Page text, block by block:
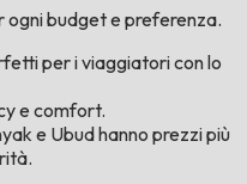
ogni budget e preferenza.
per i viaggiatori con lo
e comfort.
e Ubud hanno prezzi più